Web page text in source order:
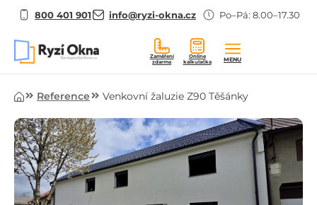
800 401 901 info@ryzi-okna.cz Po–Pá: 8.00–17.30
Zaměření
zdarma
Online
kalkulačka
MENU
ÚvodReference Venkovní žaluzie Z90 Těšánky